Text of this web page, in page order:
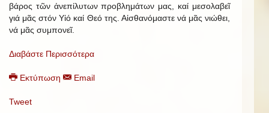
βάρος τῶν ἀνεπίλυτων προβλημάτων μας, καί μεσολαβεῖ
γιά μᾶς στόν Υἱό καί Θεό της. Αἰσθανόμαστε νά μᾶς νιώθει,
νά μᾶς συμπονεῖ.
Διαβάστε Περισσότερα
Εκτύπωση Email
Tweet